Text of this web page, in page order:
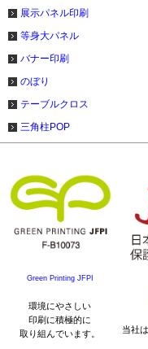
展示パネル印刷
等身大パネル
バナー印刷
のぼり
テーブルクロス
三角柱POP
Green Printing JFPI
環境にやさしい
印刷に積極的に
取り組んでいます。
当社